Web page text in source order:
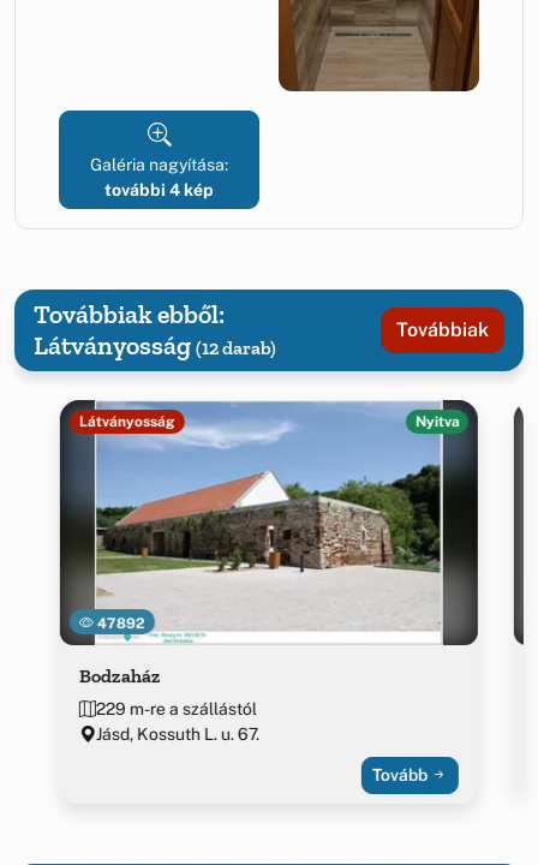
Galéria nagyítása:
további 4 kép
Továbbiak ebből:
Látványosság (12 darab)
Továbbiak
47892
Látványosság Nyitva
Bodzaház
229 m-re a szállástól
Jásd, Kossuth L. u. 67.
Tovább